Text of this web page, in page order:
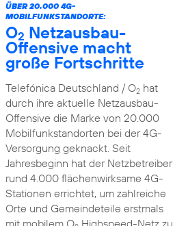
ÜBER 20.000 4G-
MOBILFUNKSTANDORTE:
O2 Netzausbau-
Offensive macht
große Fortschritte
Telefónica Deutschland / O2hat
durch ihre aktuelle Netzausbau-
Offensive die Marke von 20.000
Mobilfunkstandorten bei der 4G-
Versorgung geknackt. Seit
Jahresbeginn hat der Netzbetreiber
rund 4.000 flächenwirksame 4G-
Stationen errichtet, um zahlreiche
Orte und Gemeindeteile erstmals
mit mobilem O Highspeed-Netz zu